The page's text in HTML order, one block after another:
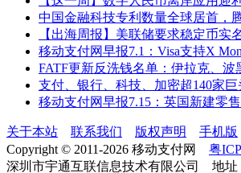
中国金融科技专利数量全球居首，
【出海周报】美联储要求稳定币实
移动支付网早报7.1：Visa支持X
FATF更新反洗钱名单：伊拉克、
支付、银行、科技、加密超140家
移动支付网早报7.15：英国新建零
关于本站 联系我们 版权声明
手机版
Copyright © 2011-2026 移动支付网 粤
深圳市宇通互联信息技术有限公司 地址